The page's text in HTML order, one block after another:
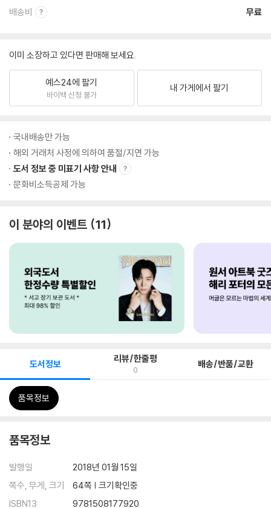
배송비 무료
이미 소장하고 있다면 판매해 보세요.
예스24에 팔기
바이백 신청 불가
내 가게에서 팔기
국내배송만 가능
해외 거래처 사정에 의하여 품절/지연 가능
도서 정보 중 미표기 사항 안내
문화비소득공제 가능
이 분야의 이벤트 11
도서정보 리뷰/한줄평
0 배송/반품/교환
품목정보
품목정보
발행일
2018년 01월 15일
쪽수, 무게, 크기
64쪽 | 크기확인중
ISBN13
9781508177920